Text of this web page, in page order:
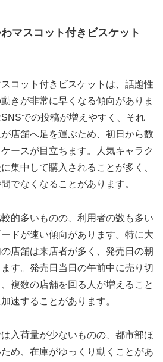
マスコット付きビスケット
コット付きビスケットは、話題性
きが非常に早くなる傾向がありま
での投稿が増えやすく、それ
店舗へ足を運ぶため、初日から数
ースが目立ちます。人気キャラク
集中して購入されることが多く、
でなくなることがあります。
的多いものの、利用者の数も多い
ドが速い傾向があります。特に大
店舗は来店者が多く、発売日の朝
す。発売日当日の午前中に売り切
複数の店舗を回る人が増えること
速することがあります。
入荷量が少ないものの、都市部ほ
め、在庫がゆっくり動くことがあ